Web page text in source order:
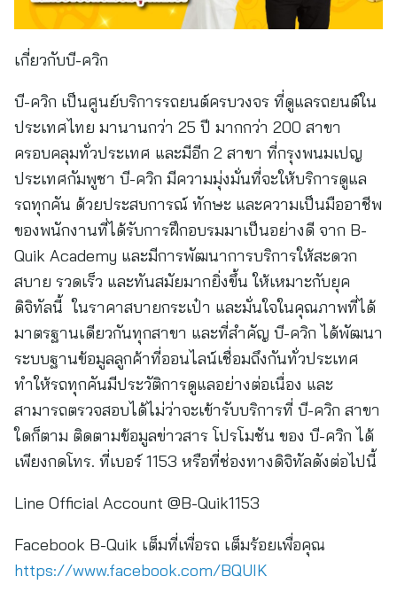
เกี่ยวกับบี-ควิก
บี-ควิก เป็นศูนย์บริการรถยนต์ครบวงจร ที่ดูแลรถยนต์ใน
ประเทศไทย มานานกว่า 25 ปี มากกว่า 200 สาขา
ครอบคลุมทั่วประเทศ และมีอีก 2 สาขา ที่กรุงพนมเปญ
ประเทศกัมพูชา บี-ควิก มีความมุ่งมั่นที่จะให้บริการดูแล
รถทุกคัน ด้วยประสบการณ์ ทักษะ และความเป็นมืออาชีพ
ของพนักงานที่ได้รับการฝึกอบรมมาเป็นอย่างดี จาก B-
Quik Academy และมีการพัฒนาการบริการให้สะดวก
สบาย รวดเร็ว และทันสมัยมากยิ่งขึ้น ให้เหมาะกับยุค
ดิจิทัลนี้ ในราคาสบายกระเป๋า และมั่นใจในคุณภาพที่ได้
มาตรฐานเดียวกันทุกสาขา และที่สำคัญ บี-ควิก ได้พัฒนา
ระบบฐานข้อมูลลูกค้าที่ออนไลน์เชื่อมถึงกันทั่วประเทศ
ทำให้รถทุกคันมีประวัติการดูแลอย่างต่อเนื่อง และ
สามารถตรวจสอบได้ไม่ว่าจะเข้ารับบริการที่ บี-ควิก สาขา
ใดก็ตาม ติดตามข้อมูลข่าวสาร โปรโมชัน ของ บี-ควิก ได้
เพียงกดโทร. ที่เบอร์ 1153 หรือที่ช่องทางดิจิทัลดังต่อไปนี้
Line Official Account @B-Quik1153
Facebook B-Quik เต็มที่เพื่อรถ เต็มร้อยเพื่อคุณ
https://www.facebook.com/BQUIK